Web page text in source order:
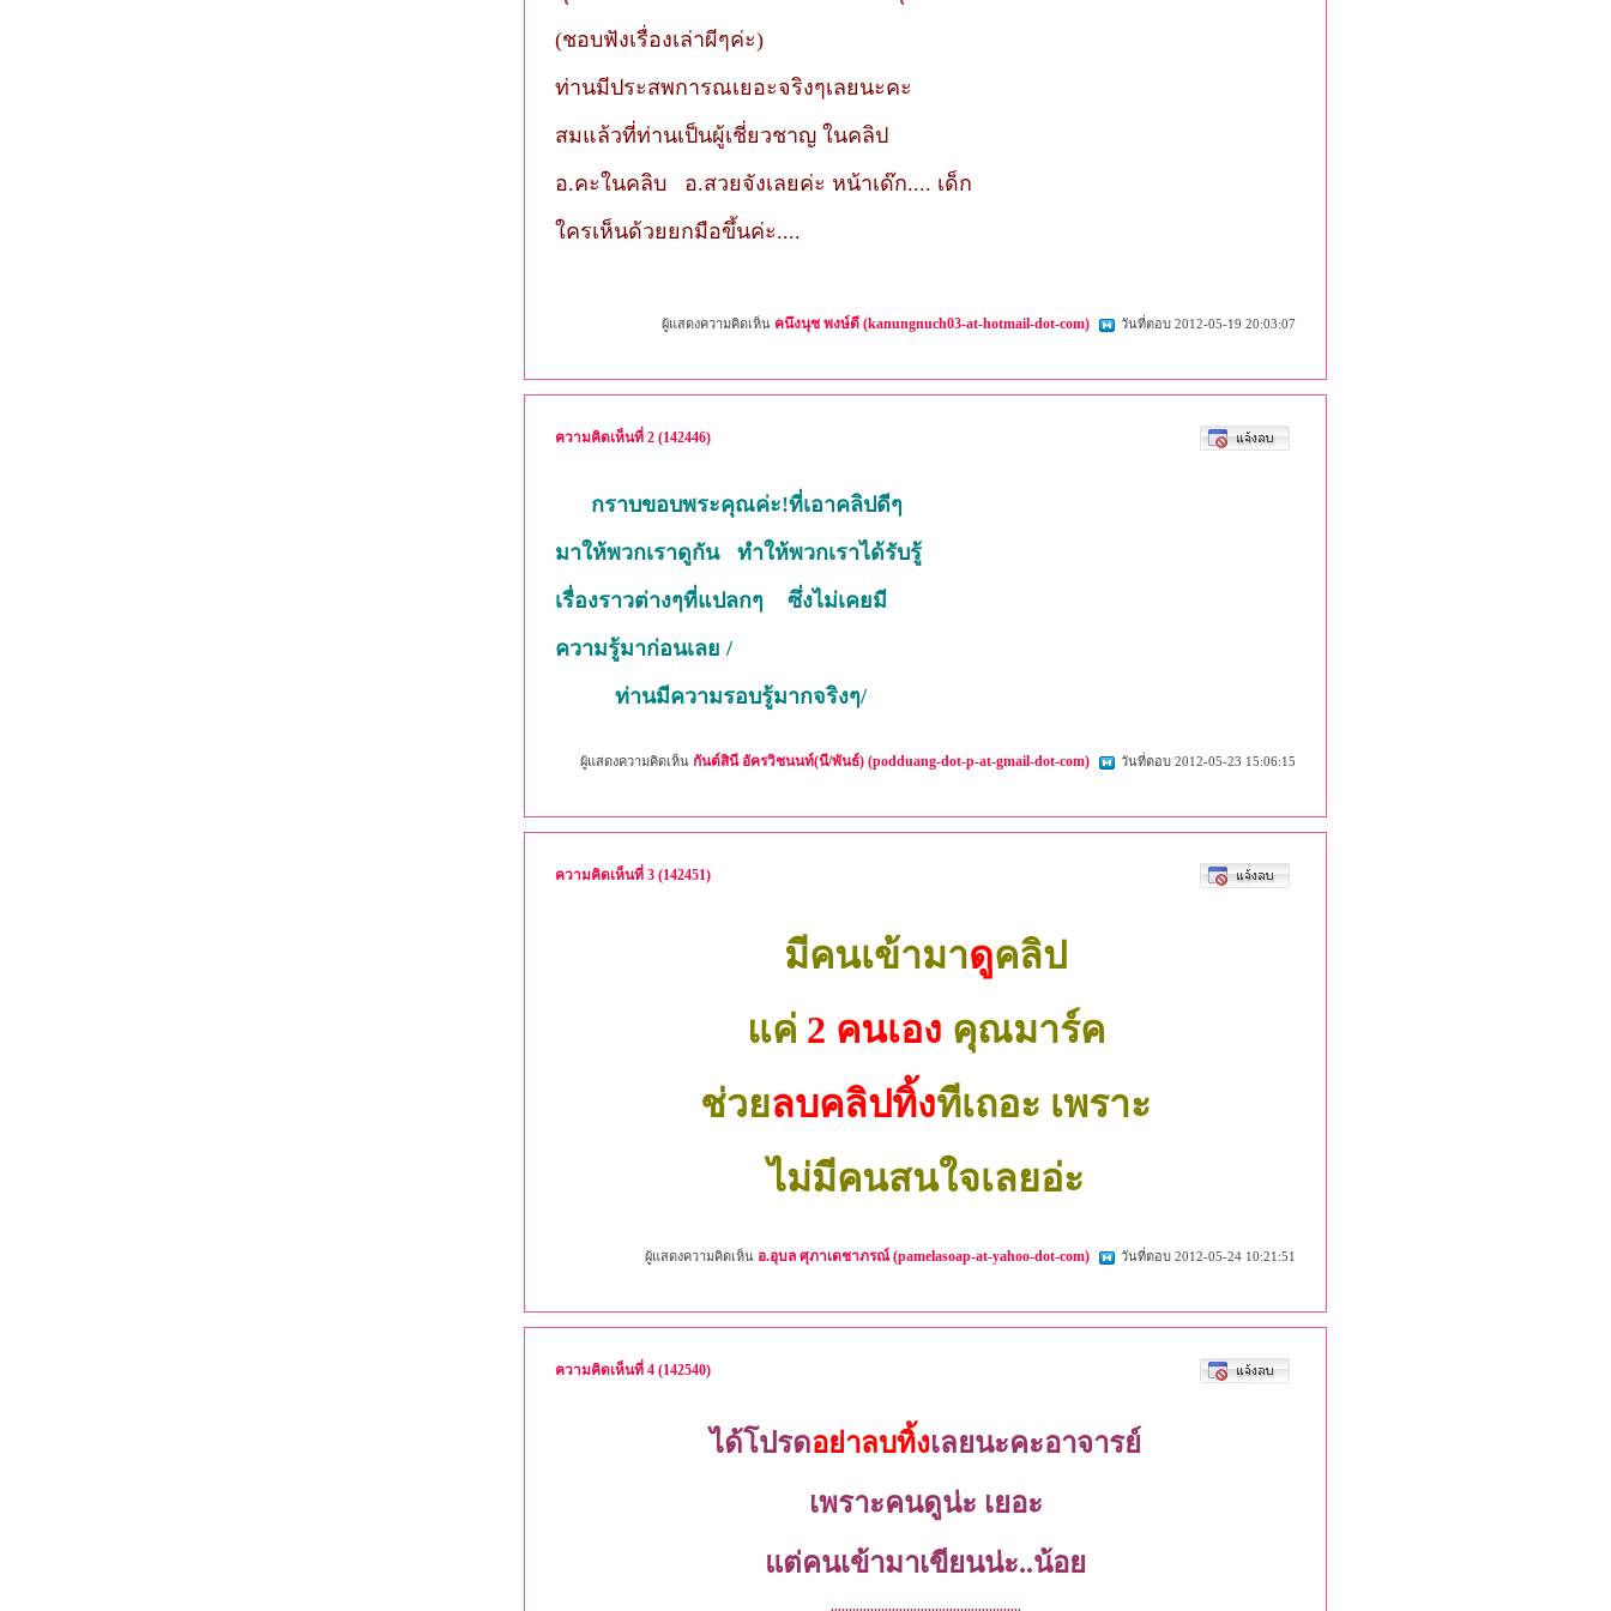
(ชอบฟังเรื่องเล่าผีๆค่ะ)
ท่านมีประสพการณเยอะจริงๆเลยนะคะ
สมแล้วที่ท่านเป็นผู้เชี่ยวชาญ ในคลิป
อ.คะในคลิบ อ.สวยจังเลยค่ะ หน้าเด๊ก.... เด็ก
ใครเห็นด้วยยกมือขึ้นค่ะ....
ผู้แสดงความคิดเห็น คนึงนุช พงษ์ดี (kanungnuch03-at-hotmail-dot-com) วันที่ตอบ 2012-05-19 20:03:07
ความคิดเห็นที่ 2 (142446)
กราบขอบพระคุณค่ะ!ที่เอาคลิปดีๆ
มาให้พวกเราดูกัน ทำให้พวกเราได้รับรู้
เรื่องราวต่างๆที่แปลกๆ ซึ่งไม่เคยมี
ความรู้มาก่อนเลย /
ท่านมีความรอบรู้มากจริงๆ/
ผู้แสดงความคิดเห็น กันต์สินี อัครวิชนนท์(นี/พันธ์) (podduang-dot-p-at-gmail-dot-com) วันที่ตอบ 2012-05-23 15:06:15
ความคิดเห็นที่ 3 (142451)
มีคนเข้ามาดูคลิป
แค่ 2 คนเอง คุณมาร์ค
ช่วยลบคลิปทิ้งทีเถอะ เพราะ
ไม่มีคนสนใจเลยอ่ะ
ผู้แสดงความคิดเห็น อ.อุบล ศุภาเดชาภรณ์ (pamelasoap-at-yahoo-dot-com) วันที่ตอบ 2012-05-24 10:21:51
ความคิดเห็นที่ 4 (142540)
ได้โปรดอย่าลบทิ้งเลยนะคะอาจารย์
เพราะคนดูน่ะ เยอะ
แต่คนเข้ามาเขียนน่ะ..น้อย
.....................................................